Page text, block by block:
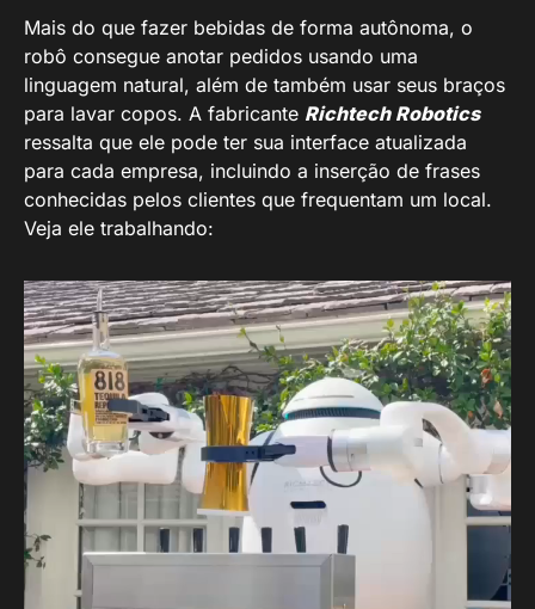
Mais do que fazer bebidas de forma autônoma, o
robô consegue anotar pedidos usando uma
linguagem natural, além de também usar seus braços
para lavar copos. A fabricante Richtech Robotics
ressalta que ele pode ter sua interface atualizada
para cada empresa, incluindo a inserção de frases
conhecidas pelos clientes que frequentam um local.
Veja ele trabalhando: